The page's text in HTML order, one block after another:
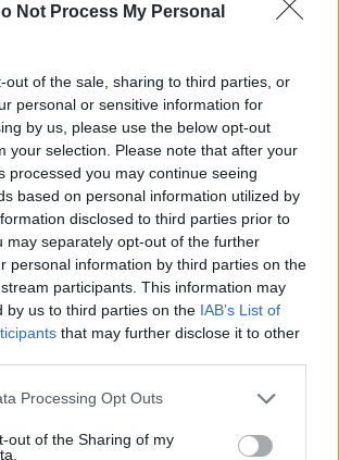
Not Process My Personal
out of the sale, sharing to third parties, or
personal or sensitive information for
by us, please use the below opt-out
your selection. Please note that after your
processed you may continue seeing
based on personal information utilized by
disclosed to third parties prior to
may separately opt-out of the further
personal information by third parties on the
participants. This information may
by us to third parties on the IAB’s List of
that may further disclose it to other
website/app uses one or more Google
visit or usage behaviour. You may click to
Processing Opt Outs
out of the Sharing of my
1 napja
nem borítaná fel Verstappenért